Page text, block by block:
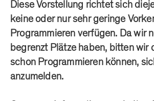
Diese Vorstellung richtet sich
keine oder nur sehr geringe
Programmieren verfügen. Da wir
begrenzt Plätze haben, bitten wir
schon Programmieren können,
anzumelden.